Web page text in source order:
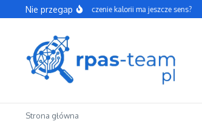
Przejdź do treści
Nie przegap
Czy codzienne liczenie kalorii ma jeszcze sens?
Strona główna